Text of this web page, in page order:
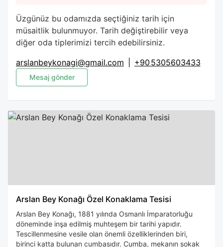
Üzgünüz bu odamızda seçtiğiniz tarih için
müsaitlik bulunmuyor. Tarih değiştirebilir veya
diğer oda tiplerimizi tercih edebilirsiniz.
Mesaj gönder
arslanbeykonagi@gmail.com +90 5305603433
Arslan Bey Konağı Özel Konaklama Tesisi
Arslan Bey Konağı, 1881 yılında Osmanlı İmparatorluğu
döneminde inşa edilmiş muhteşem bir tarihi yapıdır.
Tescillenmesine vesile olan önemli özelliklerinden biri,
birinci katta bulunan cumbasıdır. Cumba, mekanın sokak